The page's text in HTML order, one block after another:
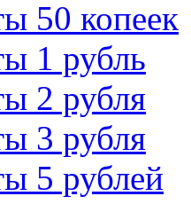
50 копеек
1 рубль
2 рубля
3 рубля
5 рублей